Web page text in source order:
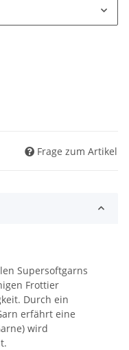
Frage zum Artikel
Supersoftgarns
Frottier
Durch ein
erfährt eine
wird